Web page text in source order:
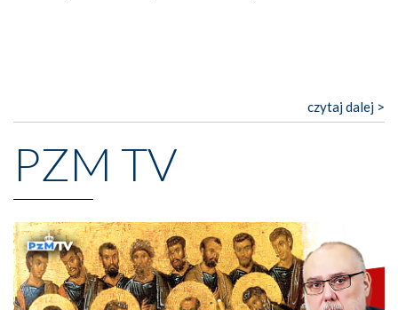
czytaj dalej >
PZM TV